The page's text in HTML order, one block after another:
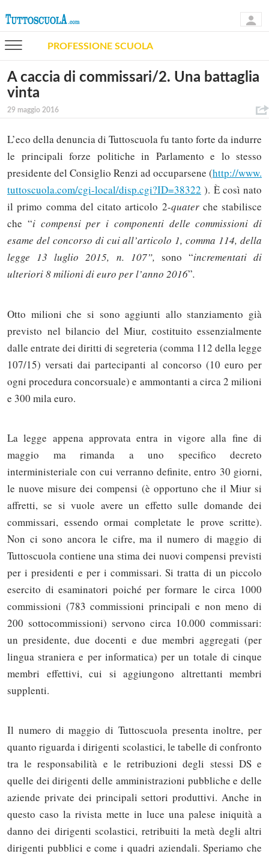
PROFESSIONE SCUOLA
A caccia di commissari/2. Una battaglia
vinta
29 maggio 2016
L’eco della denuncia di Tuttoscuola fu tanto forte da indurre
le principali forze politiche in Parlamento e lo stesso
presidente del Consiglio Renzi ad occuparsene (http://www.
tuttoscuola.com/cgi-local/disp.cgi?ID=38322 ). È così nato
il primo comma del citato articolo 2-quaterche stabilisce
che “i compensi per i componenti delle commissioni di
esame del concorso di cui all’articolo 1, comma 114, della
legge 13 luglio 2015, n. 107”, sono “incrementati di
ulteriori 8 milioni di euro per l’anno 2016”.
Otto milioni che si sono aggiunti allo stanziamento già
previsto nel bilancio del Miur, costituito essenzialmente
dalle entrate dei diritti di segreteria (comma 112 della legge
107/15) versati dai partecipanti al concorso (10 euro per
ogni procedura concorsuale) e ammontanti a circa 2 milioni
e 300 mila euro.
La legge appena approvata entra in vigore alla fine di
maggio ma rimanda a uno specifico decreto
interministeriale con cui verranno definite, entro 30 giorni,
le nuove misure dei compensi (è opportuno che il Miur si
affretti, se si vuole avere un effetto sulle domande dei
commissari, essendo ormai completate le prove scritte).
Non ci sono ancora le cifre, ma il numero di maggio di
Tuttoscuola contiene una stima dei nuovi compensi previsti
per i presidenti e per i commissari. Si tratta di un piccolo
esercito di esaminatori poiché per formare le circa 1000
commissioni (783 commissioni principali e non meno di
200 sottocommissioni) servono circa 10.000 commissari:
un presidente, due docenti e due membri aggregati (per
lingua straniera e per informatica) per un totale di cinque
membri effettivi, cui si aggiungono altrettanti membri
supplenti.
Il numero di maggio di Tuttoscuola presenta inoltre, per
quanto riguarda i dirigenti scolastici, le tabelle di confronto
tra le responsabilità e le retribuzioni degli stessi DS e
quelle dei dirigenti delle amministrazioni pubbliche e delle
aziende private dei principali settori produttivi. Anche in
questo caso la rivista mette in luce una palese iniquità a
danno dei dirigenti scolastici, retribuiti la metà degli altri
dirigenti pubblici e come i quadri aziendali. Speriamo che
Solo gli utenti registrati possono
commentare!